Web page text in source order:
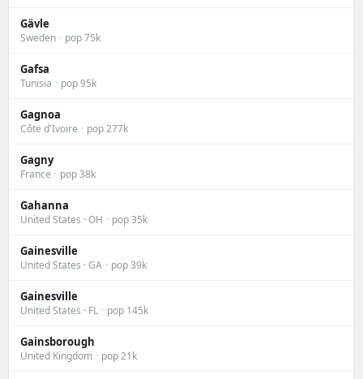
Gävle
Sweden · pop 75k
Gafsa
Tunisia · pop 95k
Gagnoa
Côte d'Ivoire · pop 277k
Gagny
France · pop 38k
Gahanna
United States · OH · pop 35k
Gainesville
United States · GA · pop 39k
Gainesville
United States · FL · pop 145k
Gainsborough
United Kingdom · pop 21k